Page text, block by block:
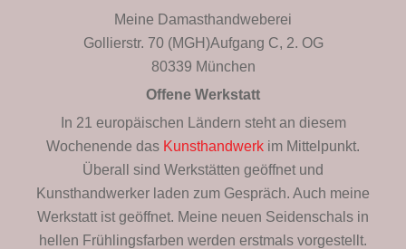
Meine Damasthandweberei
Gollierstr. 70 (MGH)Aufgang C, 2. OG
80339 München
Offene Werkstatt
In 21 europäischen Ländern steht an diesem
Wochenende das Kunsthandwerk im Mittelpunkt.
Überall sind Werkstätten geöffnet und
Kunsthandwerker laden zum Gespräch. Auch meine
Werkstatt ist geöffnet. Meine neuen Seidenschals in
hellen Frühlingsfarben werden erstmals vorgestellt.